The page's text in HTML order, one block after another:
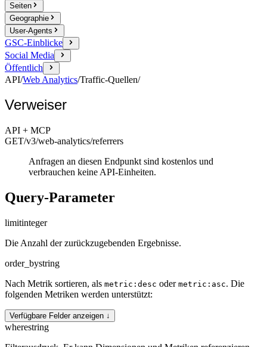
Seiten
Geographie
User-Agents
GSC-Einblicke
Social Media
Öffentlich
API/Web Analytics/Traffic-Quellen/
Verweiser
API + MCP
GET/v3/web-analytics/referrers
Anfragen an diesen Endpunkt sind kostenlos und
verbrauchen keine API-Einheiten.
Query-Parameter
limitinteger
Die Anzahl der zurückzugebenden Ergebnisse.
order_bystring
Nach Metrik sortieren, als metric:desc oder metric:asc. Die
folgenden Metriken werden unterstützt:
Verfügbare Felder anzeigen ↓
wherestring